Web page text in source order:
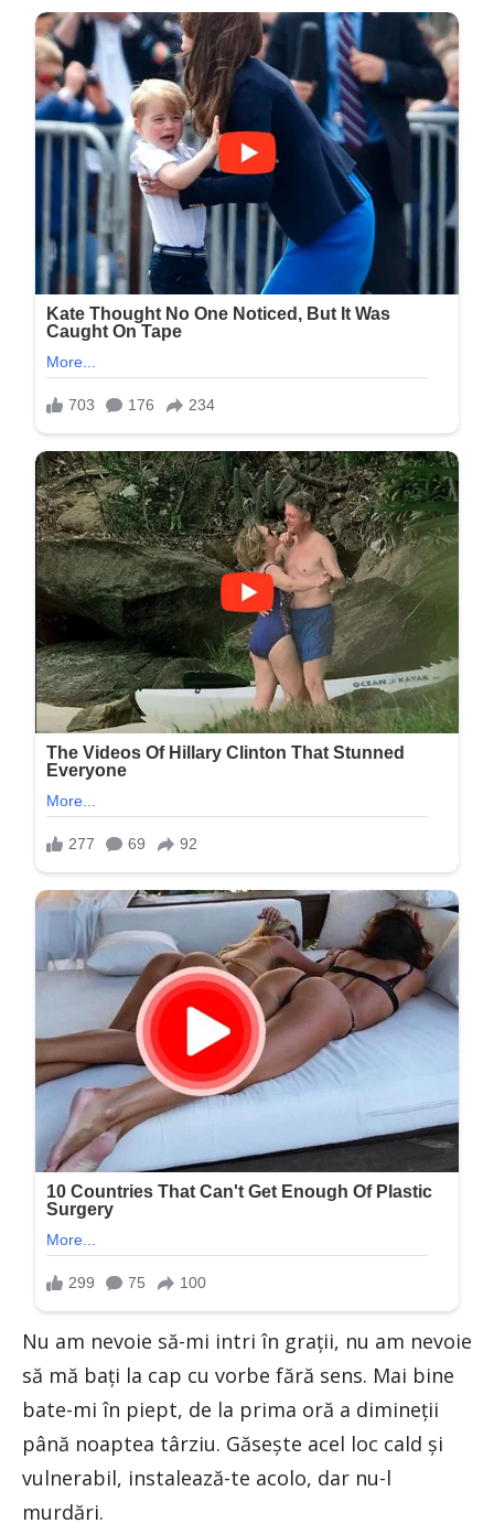
Nu am nevoie să-mi intri în grații, nu am nevoie
să mă bați la cap cu vorbe fără sens. Mai bine
bate-mi în piept, de la prima oră a dimineții
până noaptea târziu. Găsește acel loc cald și
vulnerabil, instalează-te acolo, dar nu-l
murdări.